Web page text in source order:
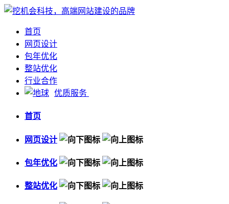
首页
网页设计
包年优化
整站优化
行业合作
优质服务
首页
网页设计
包年优化
整站优化